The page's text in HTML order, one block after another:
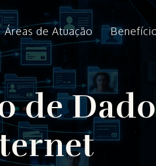
Áreas de Atuação
de